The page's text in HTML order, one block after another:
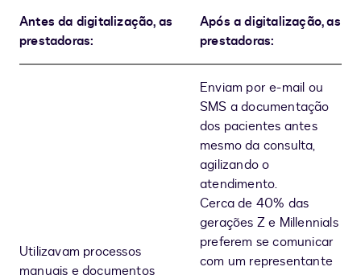
Antes da digitalização, as
prestadoras:
Após a digitalização, as
prestadoras:
Utilizavam processos
manuais e documentos
Enviam por e-mail ou
SMS a documentação
dos pacientes antes
mesmo da consulta,
agilizando o
atendimento.
Cerca de 40% das
gerações Z e Millennials
preferem se comunicar
com um representante